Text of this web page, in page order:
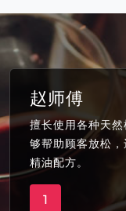
赵师傅
擅长使用各种天
够帮助顾客放松
精油配方。
1